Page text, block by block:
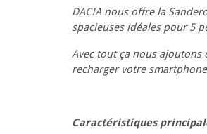
DACIA nous offre la
spacieuses idéales pour 5
Avec tout ça nous
recharger votre
Caractéristiques